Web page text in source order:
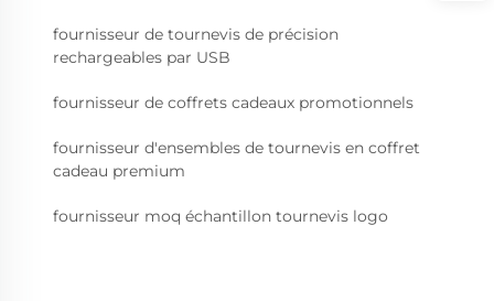
fournisseur de tournevis de précision
rechargeables par USB
fournisseur de coffrets cadeaux promotionnels
fournisseur d'ensembles de tournevis en coffret
cadeau premium
fournisseur moq échantillon tournevis logo